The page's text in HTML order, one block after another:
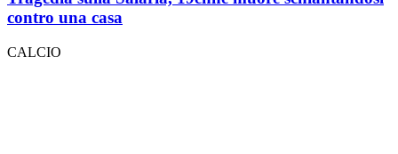
contro una casa
CALCIO